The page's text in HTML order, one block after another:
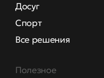
Досуг
Спорт
Все решения
Полезное